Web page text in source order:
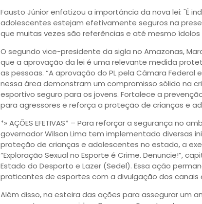
Fausto Júnior enfatizou a importância da nova lei: "É
adolescentes estejam efetivamente seguros na
que muitas vezes são referências e até mesmo ídolos
O segundo vice-presidente da sigla no Amazonas,
que a aprovação da lei é uma relevante medida
as pessoas. “A aprovação do PL pela Câmara Federal
nessa área demonstram um compromisso sólido na
esportivo seguro para os jovens. Fortalece a
para agressores e reforça a proteção de crianças e
*» AÇÕES EFETIVAS* – Para reforçar a segurança no
governador Wilson Lima tem implementado diversas
proteção de crianças e adolescentes no estado, a
“Exploração Sexual no Esporte é Crime. Denuncie!”,
Estado do Desporto e Lazer (Sedel). Essa ação
praticantes de esportes com a divulgação dos canais
Além disso, na esteira das ações para assegurar um